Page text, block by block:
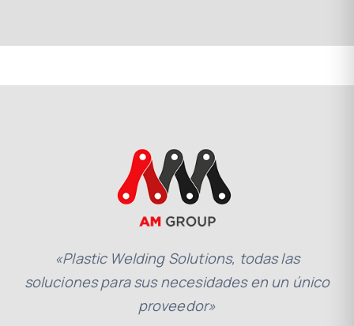
«Plastic Welding Solutions, todas las
soluciones para sus necesidades en un único
proveedor»